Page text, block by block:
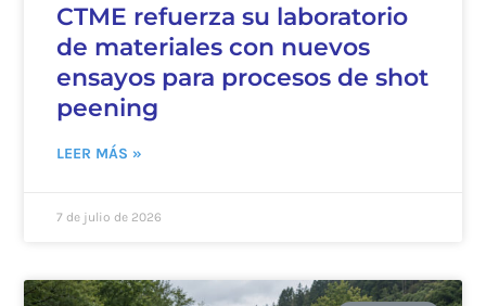
CTME refuerza su laboratorio
de materiales con nuevos
ensayos para procesos de shot
peening
LEER MÁS »
7 de julio de 2026